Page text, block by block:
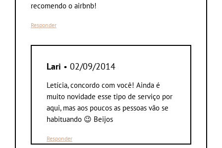
recomendo o airbnb!
Responder
Lari • 02/09/2014
Letícia, concordo com você! Ainda é
muito novidade esse tipo de serviço por
aqui, mas aos poucos as pessoas vão se
habituando 😉 Beijos
Responder